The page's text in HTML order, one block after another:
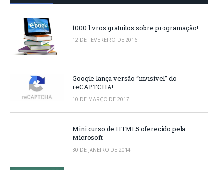
1000 livros gratuitos sobre programação!
12 DE FEVEREIRO DE 2016
Google lança versão “invisível” do
reCAPTCHA!
10 DE MARÇO DE 2017
Mini curso de HTML5 oferecido pela
Microsoft
30 DE JANEIRO DE 2014